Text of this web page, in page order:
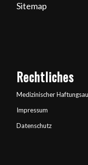
Sitemap
Rechtliches
Medizinischer
Impressum
Datenschutz